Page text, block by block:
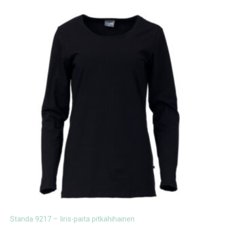
Standa 9217 – Iiris-paita pitkähihainen